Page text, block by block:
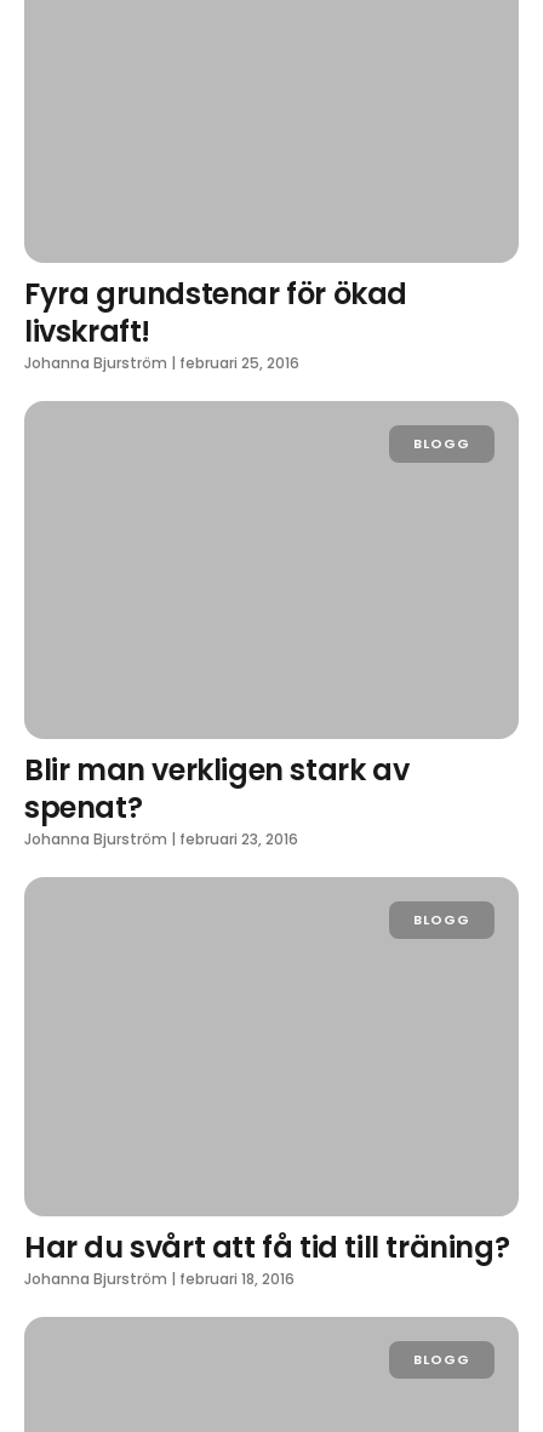
Fyra grundstenar för ökad
livskraft!
Johanna Bjurström | februari 25, 2016
BLOGG
Blir man verkligen stark av
spenat?
Johanna Bjurström | februari 23, 2016
BLOGG
Har du svårt att få tid till träning?
Johanna Bjurström | februari 18, 2016
BLOGG